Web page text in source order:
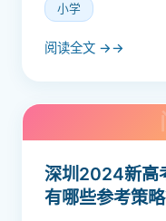
单元教学目标、课...
小学
阅读全文 →
深圳2024新高
有哪些参考策略